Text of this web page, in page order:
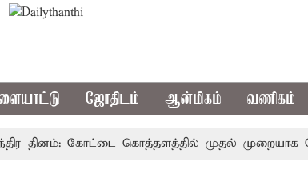
ஜோதிடம் ஆன்மிகம் வணிகம்
தினம்: கோட்டை கொத்தளத்தில் முதல் முறையாக